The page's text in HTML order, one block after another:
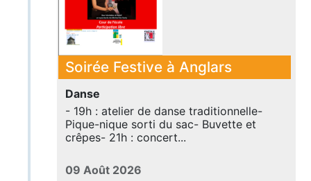
Soirée Festive à Anglars
Danse
- 19h : atelier de danse traditionnelle-
Pique-nique sorti du sac- Buvette et
crêpes- 21h : concert...
09 Août 2026